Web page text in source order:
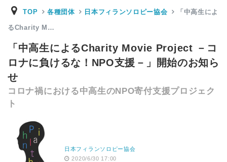
TOP 各種団体 日本フィランソロピー協会 「中高生によ
るCharity M…
「中高生によるCharity Movie Project －コ
ロナに負けるな！NPO支援－」開始のお知ら
せ
コロナ禍における中高生のNPO寄付支援プロジェク
ト
日本フィランソロピー協会
2020/6/30 17:00